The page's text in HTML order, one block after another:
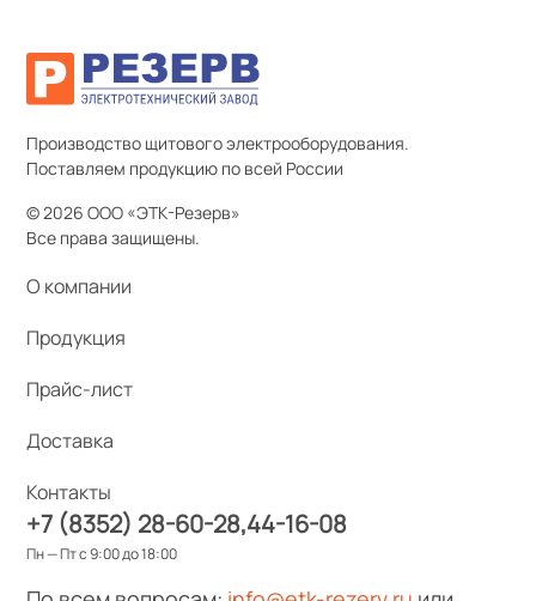
Производство щитового электрооборудования.
Поставляем продукцию по всей России
© 2026 ООО «ЭТК-Резерв»
Все права защищены.
О компании
Продукция
Прайс-лист
Доставка
Контакты
+7 (8352) 28-60-28 44-16-08
Пн — Пт с 9:00 до 18:00